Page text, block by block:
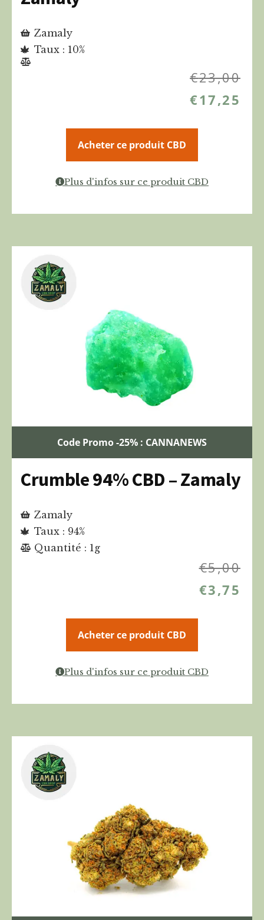
Zamaly
Taux : 10%
€23,00
€17,25
Acheter ce produit CBD
Plus d'infos sur ce produit CBD
Code Promo -25% : CANNANEWS
Crumble 94% CBD – Zamaly
Zamaly
Taux : 94%
Quantité : 1g
€5,00
€3,75
Acheter ce produit CBD
Plus d'infos sur ce produit CBD